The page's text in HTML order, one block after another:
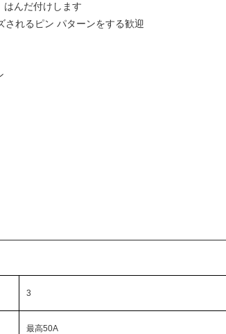
はんだ付けします
されるピン パターンをする歓迎
3
最高50A